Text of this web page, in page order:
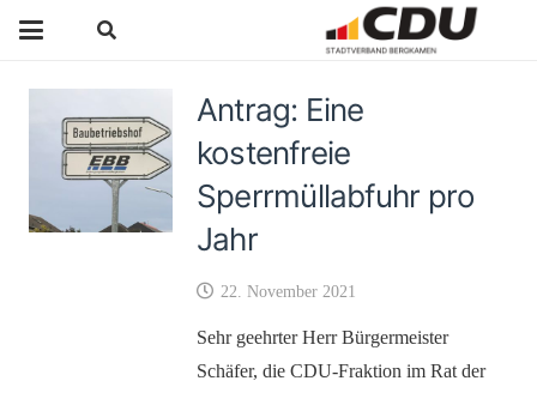
Antrag: Eine
kostenfreie
Sperrmüllabfuhr pro
Jahr
22. November 2021
Sehr geehrter Herr Bürgermeister
Schäfer, die CDU-Fraktion im Rat der